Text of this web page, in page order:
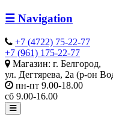
☰ Navigation
+7 (4722) 75-22-77
+7 (961) 175-22-77
Магазин: г. Белгород,
ул. Дегтярева, 2а (р-он
пн-пт 9.00-18.00
сб 9.00-16.00